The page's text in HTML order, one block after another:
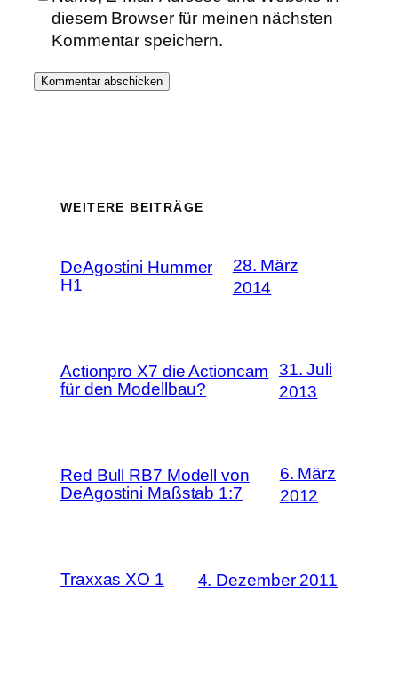
diesem Browser für meinen nächsten
Kommentar speichern.
WEITERE BEITRÄGE
DeAgostini Hummer
H1
28. März
2014
Actionpro X7 die Actioncam
für den Modellbau?
31. Juli
2013
Red Bull RB7 Modell von
DeAgostini Maßstab 1:7
6. März
2012
Traxxas XO 1 4. Dezember 2011